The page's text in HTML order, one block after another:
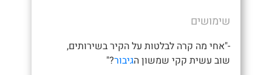
שימושים
-"אחי מה קרה לבלטות על הקיר בשירותים,
שוב עשית קקי שמשון הגיבור?"